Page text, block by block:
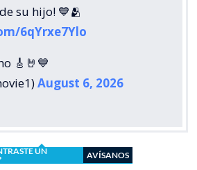
su hijo! 💙🫂
6qYrxe7Ylo
🎸🤘💙
August 6, 2026
UN
AVÍSANOS